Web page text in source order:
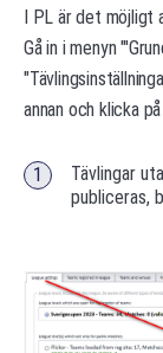
I PL är det
Gå in i menyn
annan och klicka
Tävlingar
publiceras,